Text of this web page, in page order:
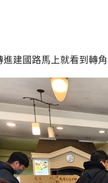
進建國路馬上就看到轉